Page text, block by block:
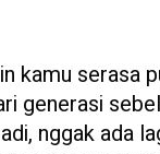
kamu serasa
generasi
nggak ada